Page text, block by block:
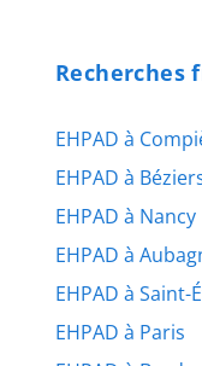
Recherches
EHPAD à
EHPAD à
EHPAD à Nancy
EHPAD à
EHPAD à Saint-
EHPAD à Paris